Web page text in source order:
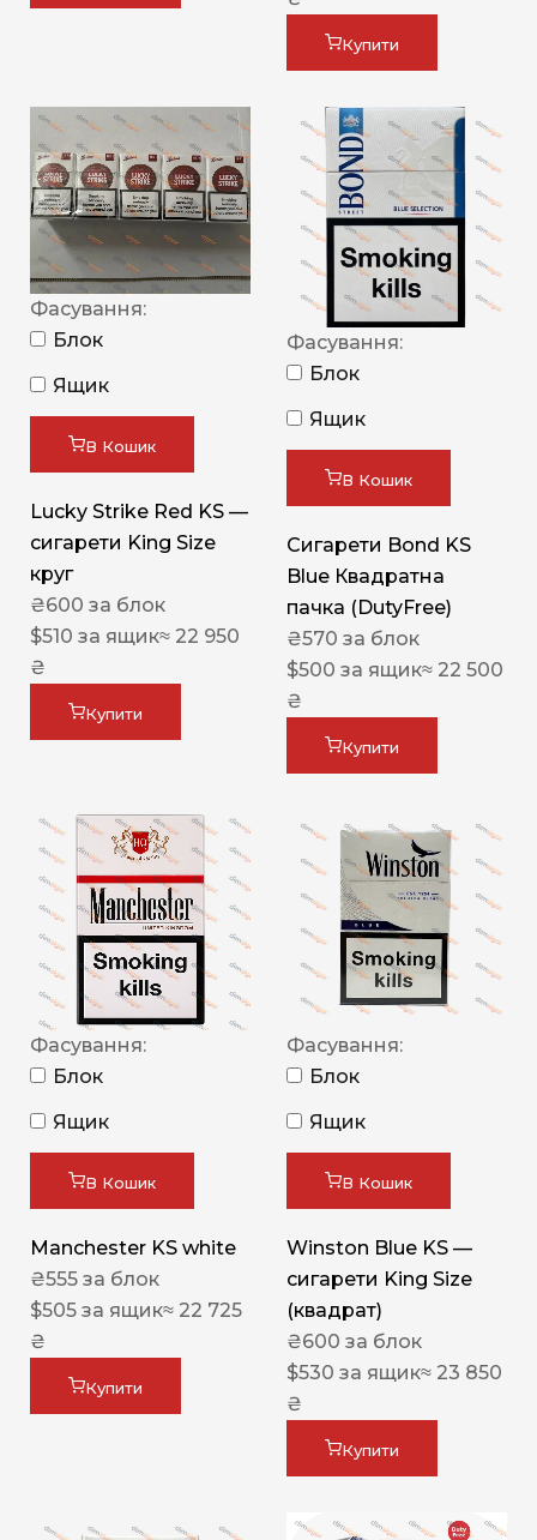
Купити
Фасування:
Блок
Ящик
В Кошик
Lucky Strike Red KS —
сигарети King Size
круг
₴600 за блок
$510 за ящик≈ 22 950
₴
Купити
Фасування:
Блок
Ящик
В Кошик
Сигарети Bond KS
Blue Квадратна
пачка (DutyFree)
₴570 за блок
$500 за ящик≈ 22 500
₴
Купити
Фасування:
Блок
Ящик
В Кошик
Manchester KS white
₴555 за блок
$505 за ящик≈ 22 725
₴
Купити
Фасування:
Блок
Ящик
В Кошик
Winston Blue KS —
сигарети King Size
(квадрат)
₴600 за блок
$530 за ящик≈ 23 850
₴
Купити